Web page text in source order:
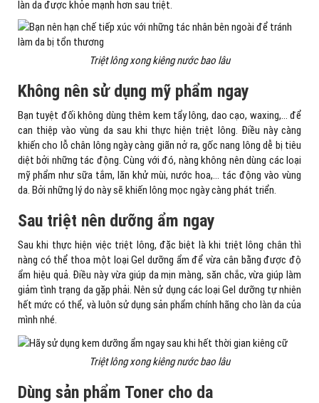
làn da được khỏe mạnh hơn sau triệt.
Triệt lông xong kiêng nước bao lâu
Không nên sử dụng mỹ phẩm ngay
Bạn tuyệt đối không dùng thêm kem tẩy lông, dao cạo, waxing,… để
can thiệp vào vùng da sau khi thực hiện triệt lông. Điều này càng
khiến cho lỗ chân lông ngày càng giãn nở ra, gốc nang lông dễ bị tiêu
diệt bởi những tác động. Cùng với đó, nàng không nên dùng các loại
mỹ phẩm như sữa tắm, lăn khử mùi, nước hoa,… tác động vào vùng
da. Bởi những lý do này sẽ khiến lông mọc ngày càng phát triển.
Sau triệt nên dưỡng ẩm ngay
Sau khi thực hiện việc triệt lông, đặc biệt là khi triệt lông chân thì
nàng có thể thoa một loại Gel dưỡng ẩm để vừa cân bằng được độ
ẩm hiệu quả. Điều này vừa giúp da mịn màng, săn chắc, vừa giúp làm
giảm tình trạng da gặp phải. Nên sử dụng các loại Gel dưỡng tự nhiên
hết mức có thể, và luôn sử dụng sản phẩm chính hãng cho làn da của
mình nhé.
Triệt lông xong kiêng nước bao lâu
Dùng sản phẩm Toner cho da